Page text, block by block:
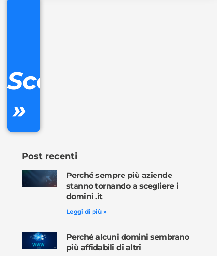
Scopri
»
Post recenti
Perché sempre più aziende
stanno tornando a scegliere i
domini .it
Leggi di più »
Perché alcuni domini sembrano
più affidabili di altri